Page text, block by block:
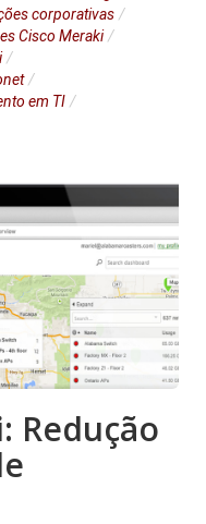
corporativas
Cisco Meraki
em TI
Redução